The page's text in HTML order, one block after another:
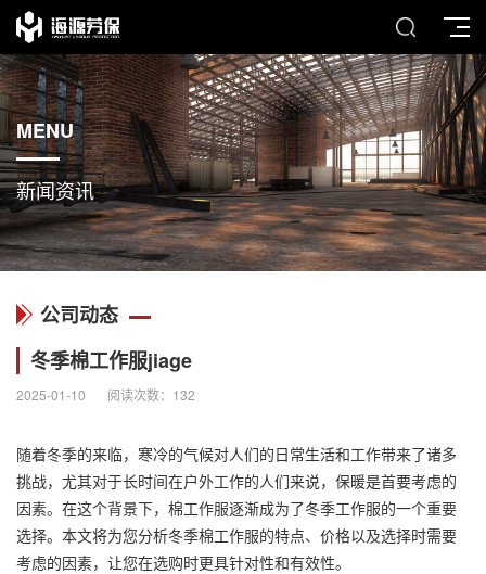
MENU
新闻资讯
公司动态
冬季棉工作服jiage
2025-01-10 阅读次数： 132
随着冬季的来临，寒冷的气候对人们的日常生活和工作带来了诸多
挑战，尤其对于长时间在户外工作的人们来说，保暖是首要考虑的
因素。在这个背景下，棉工作服逐渐成为了冬季工作服的一个重要
选择。本文将为您分析冬季棉工作服的特点、价格以及选择时需要
考虑的因素，让您在选购时更具针对性和有效性。